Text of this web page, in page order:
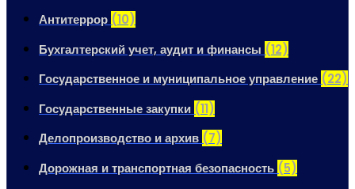
Антитеррор (10)
Бухгалтерский учет, аудит и финансы (12)
Государственное и муниципальное управление (22)
Государственные закупки (11)
Делопроизводство и архив (7)
Дорожная и транспортная безопасность (5)